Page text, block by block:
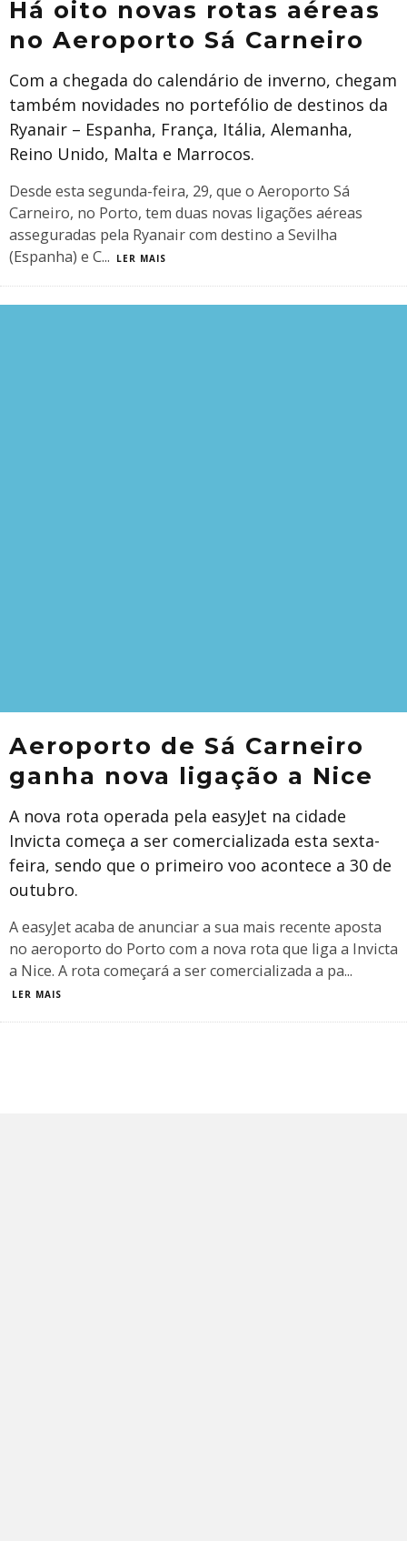
Há oito novas rotas aéreas
no Aeroporto Sá Carneiro
Com a chegada do calendário de inverno, chegam
também novidades no portefólio de destinos da
Ryanair – Espanha, França, Itália, Alemanha,
Reino Unido, Malta e Marrocos.
Desde esta segunda-feira, 29, que o Aeroporto Sá
Carneiro, no Porto, tem duas novas ligações aéreas
asseguradas pela Ryanair com destino a Sevilha
(Espanha) e C... LER MAIS
Aeroporto de Sá Carneiro
ganha nova ligação a Nice
A nova rota operada pela easyJet na cidade
Invicta começa a ser comercializada esta sexta-
feira, sendo que o primeiro voo acontece a 30 de
outubro.
A easyJet acaba de anunciar a sua mais recente aposta
no aeroporto do Porto com a nova rota que liga a Invicta
a Nice. A rota começará a ser comercializada a pa...
LER MAIS